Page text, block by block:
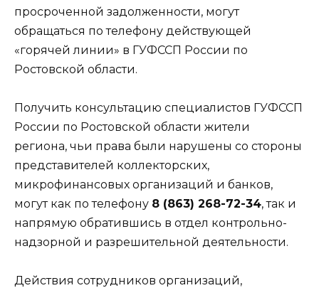
просроченной задолженности, могут
обращаться по телефону действующей
«горячей линии» в ГУФССП России по
Ростовской области.
Получить консультацию специалистов ГУФССП
России по Ростовской области жители
региона, чьи права были нарушены со стороны
представителей коллекторских,
микрофинансовых организаций и банков,
могут как по телефону 8 (863) 268-72-34, так и
напрямую обратившись в отдел контрольно-
надзорной и разрешительной деятельности.
Действия сотрудников организаций,